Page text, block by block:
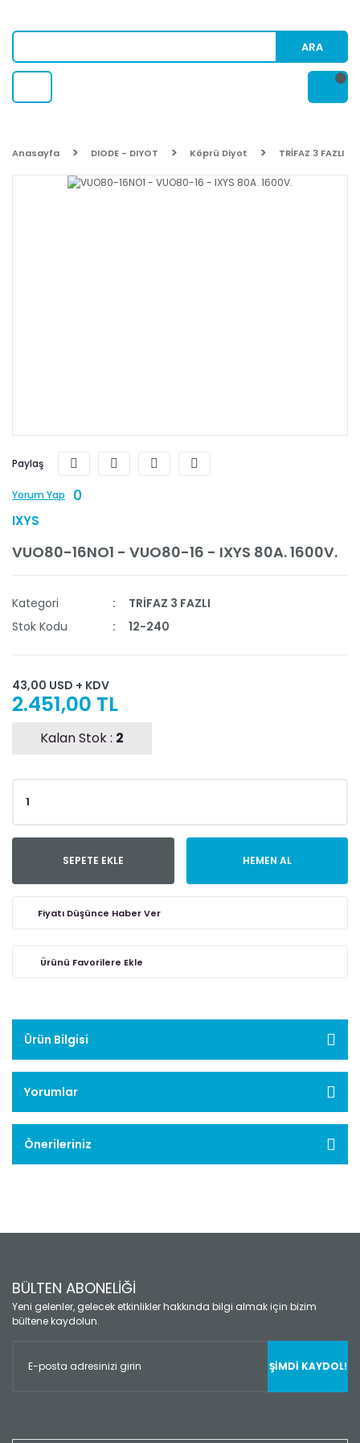
ARA
Anasayfa DIODE - DIYOT Köprü Diyot TRİFAZ 3 FAZLI
Paylaş
Yorum Yap 0
IXYS
VUO80-16NO1 - VUO80-16 - IXYS 80A. 1600V.
Kategori
TRİFAZ 3 FAZLI
Stok Kodu
12-240
43,00 USD + KDV
2.451,00 TL
Kalan Stok : 2
SEPETE EKLE HEMEN AL
Fiyatı Düşünce Haber Ver
Ürün Bilgisi
Yorumlar
Önerileriniz
BÜLTEN ABONELİĞİ
Yeni gelenler, gelecek etkinlikler hakkında bilgi almak için bizim
bültene kaydolun.
ŞİMDİ KAYDOL!